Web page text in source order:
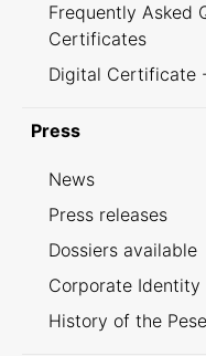
Frequently Asked
Certificates
Digital Certificate
Press
News
Press releases
Dossiers available
Corporate Identity
History of the